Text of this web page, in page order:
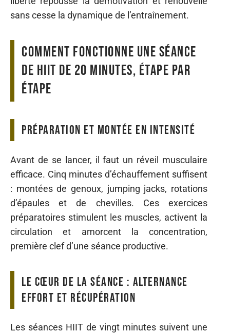
sans cesse la dynamique de l’entraînement.
Comment fonctionne une séance
de hiit de 20 minutes, étape par
étape
Préparation et montée en intensité
Avant de se lancer, il faut un réveil musculaire
efficace. Cinq minutes d’échauffement suffisent
: montées de genoux, jumping jacks, rotations
d’épaules et de chevilles. Ces exercices
préparatoires stimulent les muscles, activent la
circulation et amorcent la concentration,
première clef d’une séance productive.
Le cœur de la séance : alternance
effort et récupération
Les séances HIIT de vingt minutes suivent une